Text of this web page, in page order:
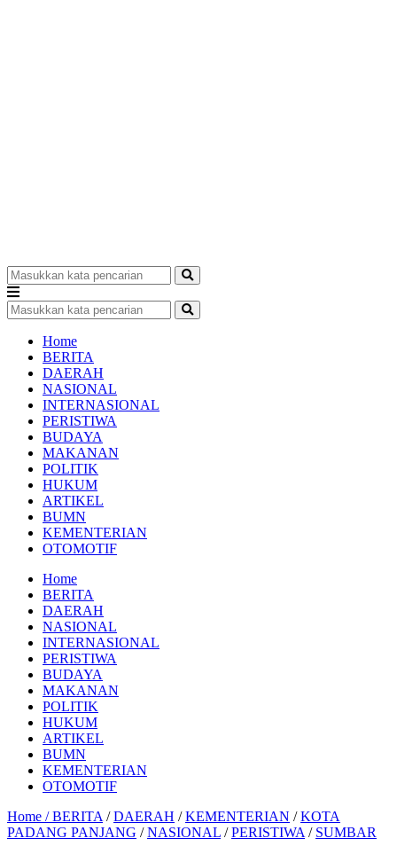
Home
BERITA
DAERAH
NASIONAL
INTERNASIONAL
PERISTIWA
BUDAYA
MAKANAN
POLITIK
HUKUM
ARTIKEL
BUMN
KEMENTERIAN
OTOMOTIF
Home
BERITA
DAERAH
NASIONAL
INTERNASIONAL
PERISTIWA
BUDAYA
MAKANAN
POLITIK
HUKUM
ARTIKEL
BUMN
KEMENTERIAN
OTOMOTIF
Home /BERITA /DAERAH /KEMENTERIAN /KOTA
PADANG PANJANG /NASIONAL /PERISTIWA / SUMBAR